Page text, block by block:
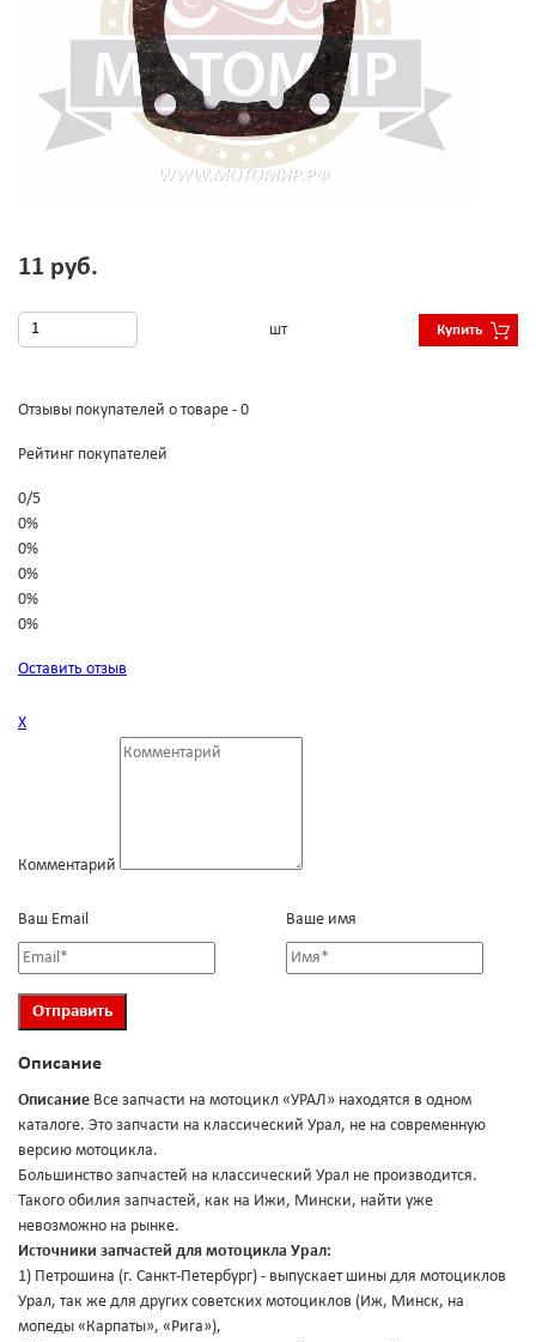
11 руб.
шт Купить
Отзывы покупателей о товаре - 0
Рейтинг покупателей
0/5
0%
0%
0%
0%
0%
Оставить отзыв
Х
Комментарий
Ваш Email Ваше имя
Описание
Описание Все запчасти на мотоцикл «УРАЛ» находятся в одном
каталоге. Это запчасти на классический Урал, не на современную
версию мотоцикла.
Большинство запчастей на классический Урал не производится.
Такого обилия запчастей, как на Ижи, Мински, найти уже
невозможно на рынке.
Источники запчастей для мотоцикла Урал:
1) Петрошина (г. Санкт-Петербург) - выпускает шины для мотоциклов
Урал, так же для других советских мотоциклов (Иж, Минск, на
мопеды «Карпаты», «Рига»),